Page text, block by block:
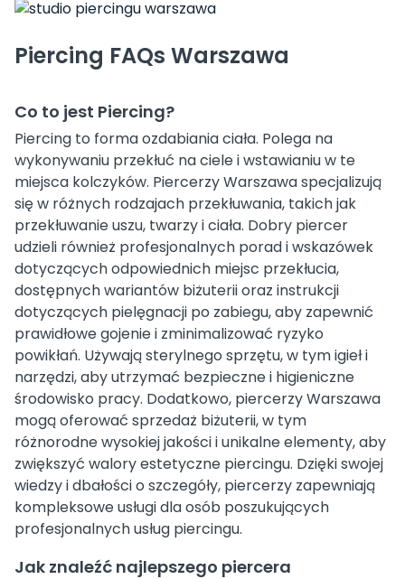
Piercing FAQs Warszawa
Co to jest Piercing?
Piercing to forma ozdabiania ciała. Polega na
wykonywaniu przekłuć na ciele i wstawianiu w te
miejsca kolczyków. Piercerzy Warszawa specjalizują
się w różnych rodzajach przekłuwania, takich jak
przekłuwanie uszu, twarzy i ciała. Dobry piercer
udzieli również profesjonalnych porad i wskazówek
dotyczących odpowiednich miejsc przekłucia,
dostępnych wariantów biżuterii oraz instrukcji
dotyczących pielęgnacji po zabiegu, aby zapewnić
prawidłowe gojenie i zminimalizować ryzyko
powikłań. Używają sterylnego sprzętu, w tym igieł i
narzędzi, aby utrzymać bezpieczne i higieniczne
środowisko pracy. Dodatkowo, piercerzy Warszawa
mogą oferować sprzedaż biżuterii, w tym
różnorodne wysokiej jakości i unikalne elementy, aby
zwiększyć walory estetyczne piercingu. Dzięki swojej
wiedzy i dbałości o szczegóły, piercerzy zapewniają
kompleksowe usługi dla osób poszukujących
profesjonalnych usług piercingu.
Jak znaleźć najlepszego piercera